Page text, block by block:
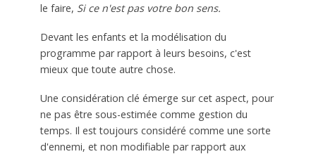
le faire, Si ce n'est pas votre bon sens.
Devant les enfants et la modélisation du
programme par rapport à leurs besoins, c'est
mieux que toute autre chose.
Une considération clé émerge sur cet aspect, pour
ne pas être sous-estimée comme gestion du
temps. Il est toujours considéré comme une sorte
d'ennemi, et non modifiable par rapport aux